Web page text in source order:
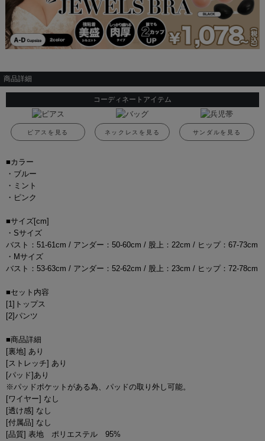
商品詳細
コーディネートアイテム
ピアスを見る ネックレスを見る サンダルを見る
■カラー
・ブルー
・ミント
・ピンク
■サイズ[cm]
・Sサイズ
バスト：51-61cm / アンダー：50-60cm / 股上：22cm / ヒップ：67-73cm
・Mサイズ
バスト：53-63cm / アンダー：52-62cm / 股上：23cm / ヒップ：72-78cm
■セット内容
[1]トップス
[2]パンツ
■商品詳細
[裏地] あり
[ストレッチ] あり
[パッド]あり
※パッドポケットがある為、パッドの取り外し可能。
[ワイヤー] なし
[透け感] なし
[付属品] なし
[品質] 表地 ポリエステル 95%